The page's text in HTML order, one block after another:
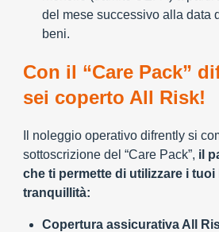
del mese successivo alla data
beni.
Con il “Care Pack”
sei coperto All Risk!
Il noleggio operativo difrently si
sottoscrizione del “Care Pack”, il
che ti permette di utilizzare i
tranquillità:
Copertura assicurativa All